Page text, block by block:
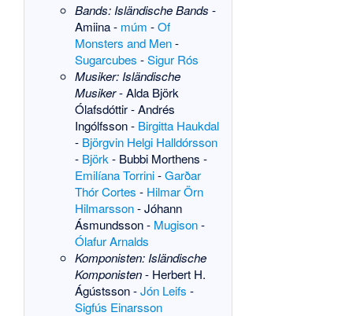
Bands: Isländische Bands -
Amiina- múm -Of
Monsters and Men-
Sugarcubes -Sigur Rós
Musiker: Isländische
Musiker-Alda Björk
Ólafsdóttir-Andrés
Ingólfsson- Birgitta Haukdal
- Björgvin Helgi Halldórsson
- Björk - Bubbi Morthens -
Emilíana Torrini-Garðar
Thór Cortes - Hilmar Örn
Hilmarsson-Jóhann
Ásmundsson- Mugison-
Ólafur Arnalds
Komponisten: Isländische
Komponisten- Herbert H.
Ágústsson-Jón Leifs -
Sigfús Einarsson